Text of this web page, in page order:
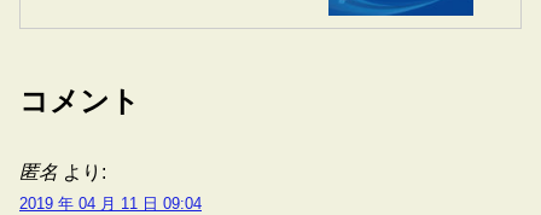
コメント
匿名 より:
2019 年 04 月 11 日 09:04